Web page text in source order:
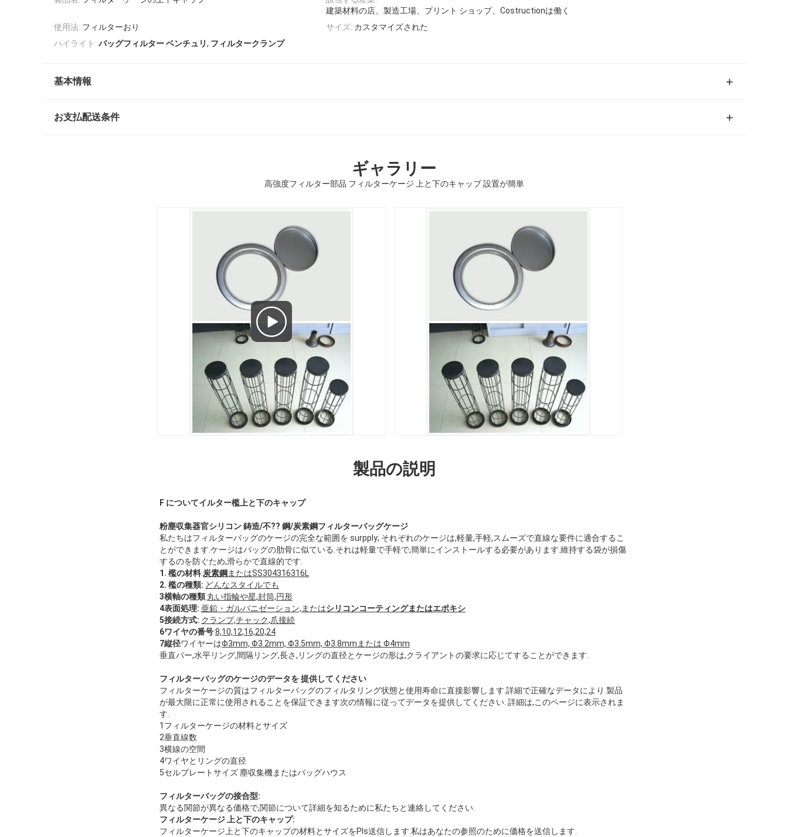
建築材料の店、製造工場、プリント ショップ、Costructionは働く
使用法: フィルターおり サイズ: カスタマイズされた
ハイライト: バッグフィルター ベンチュリ, フィルタークランプ
基本情報
お支払配送条件
ギャラリー
高強度フィルター部品 フィルターケージ 上と下のキャップ 設置が簡単
製品の説明
F についてイルター檻上と下のキャップ
粉塵収集器官シリコン 鋳造/不?? 鋼/炭素鋼フィルターバッグケージ
私たちはフィルターバッグのケージの完全な範囲を surpply; それぞれのケージは,軽量,手軽,スムーズで直線な要件に適合するこ
とができます.ケージはバッグの肋骨に似ている.それは軽量で手軽で,簡単にインストールする必要があります.維持する袋が損傷
するのを防ぐため,滑らかで直線的です.
1. 檻の材料:炭素鋼またはSS304316316L
2. 檻の種類: どんなスタイルでも
3横軸の種類:丸い指輪や星,封筒,円形
4表面処理: 亜鉛・ガルバニゼーション,またはシリコンコーティングまたはエポキシ
5接続方式: クランプ,チャック,爪接続
6ワイヤの番号:8,10,12,16,20,24
7縦径ワイヤーはΦ3mm, Φ3.2mm, Φ3.5mm, Φ3.8mmまたは Φ4mm
垂直バー,水平リング,間隔リング,長さ,リングの直径とケージの形は,クライアントの要求に応じてすることができます.
フィルターバッグのケージのデータを 提供してください
フィルターケージの質はフィルターバッグのフィルタリング状態と使用寿命に直接影響します.詳細で正確なデータにより 製品
が最大限に正常に使用されることを保証できます次の情報に従ってデータを提供してください. 詳細は,このページに表示されま
す.
1フィルターケージの材料とサイズ
2垂直線数
3横線の空間
4ワイヤとリングの直径
5セルプレートサイズ 塵収集機またはバッグハウス
フィルターバッグの接合型:
異なる関節が異なる価格で,関節について詳細を知るために私たちと連絡してください.
フィルターケージ 上と下のキャップ:
フィルターケージ上と下のキャップの材料とサイズをPls送信します.私はあなたの参照のために価格を送信します.